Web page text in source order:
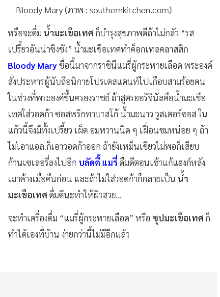
Bloody Mary (ภาพ : southernkitchen.com)
หรือจะดื่ม น้ำมะเขือเทศ ก็บำรุงสุขภาพดีถ้าไม่กลัว “รส
เปรี้ยวอันน่าชิงชัง” น้ำมะเขือเทศทำค็อกเทลคลาสสิก
Bloody Maryชื่อนี้มาจากราชินีแมรี่ผู้กระหายเลือด พระองค์
สั่งประหารผู้นับถือนิกายโปรเตสแตนท์ไปเกือบสามร้อยคน
ในช่วงที่พระองค์ขึ้นครองราชย์ ถ้าสูตรออริจินัลคือน้ำมะเขือ
เทศใส่วอดก้า ซอสพริกทาบาสโก้ น้ำมะนาว วูสเตอร์ซอส ใน
แก้วนี้จึงมีทั้งเปรี้ยว เผ็ด อมหวานนิด ๆ เฝื่อนขมหน่อย ๆ ถ้า
ไม่เอาแอล.ก็เอาวอดก้าออก ถ้ายังเหม็นเขียวไม่พอก็เสียบ
ก้านเซเลอรี่ลงไปอีก บลัดดี้ แมรี่ดื่มดีตอนเช้าแก้แฮงก์หลัง
เมาค้างเมื่อคืนก่อน และถ้าไม่ใส่วอดก้าก็กลายเป็น น้ำ
มะเขือเทศดื่มดีนะทำให้ผิวสวย...
จะทำเครื่องดื่ม “แมรี่ผู้กระหายเลือด” หรือ ซุปมะเขือเทศ ก็
ทำได้เองที่บ้าน ง่ายกว่านี้ไม่มีอีกแล้ว